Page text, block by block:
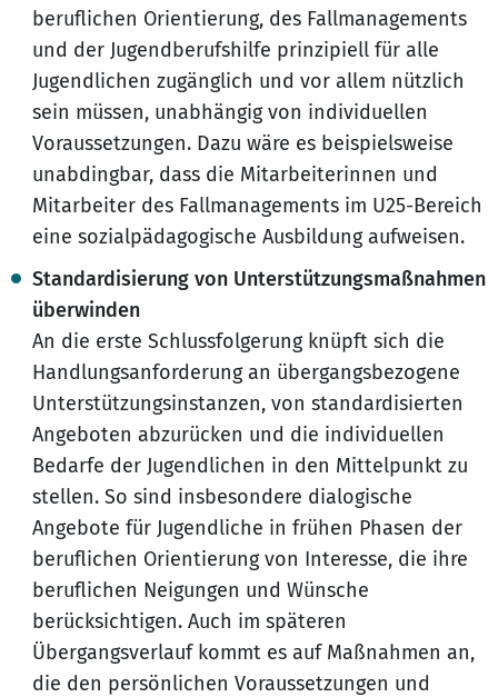
beruflichen Orientierung, des Fallmanagements
und der Jugendberufshilfe prinzipiell für alle
Jugendlichen zugänglich und vor allem nützlich
sein müssen, unabhängig von individuellen
Voraussetzungen. Dazu wäre es beispielsweise
unabdingbar, dass die Mitarbeiterinnen und
Mitarbeiter des Fallmanagements im U25-Bereich
eine sozialpädagogische Ausbildung aufweisen.
Standardisierung von Unterstützungsmaßnahmen
überwinden
An die erste Schlussfolgerung knüpft sich die
Handlungsanforderung an übergangsbezogene
Unterstützungsinstanzen, von standardisierten
Angeboten abzurücken und die individuellen
Bedarfe der Jugendlichen in den Mittelpunkt zu
stellen. So sind insbesondere dialogische
Angebote für Jugendliche in frühen Phasen der
beruflichen Orientierung von Interesse, die ihre
beruflichen Neigungen und Wünsche
berücksichtigen. Auch im späteren
Übergangsverlauf kommt es auf Maßnahmen an,
die den persönlichen Voraussetzungen und